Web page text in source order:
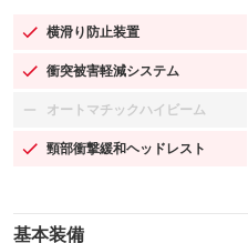
横滑り防止装置
：装備あり
衝突被害軽減システム
：装備あり
オートマチックハイビーム
：装備なし
頸部衝撃緩和ヘッドレスト
：装備あり
基本装備